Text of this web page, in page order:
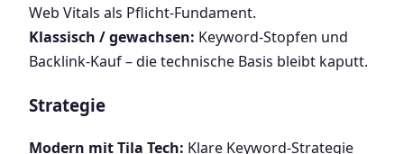
Web Vitals als Pflicht-Fundament.
Klassisch / gewachsen: Keyword-Stopfen und
Backlink-Kauf – die technische Basis bleibt kaputt.
Strategie
Modern mit Tila Tech: Klare Keyword-Strategie